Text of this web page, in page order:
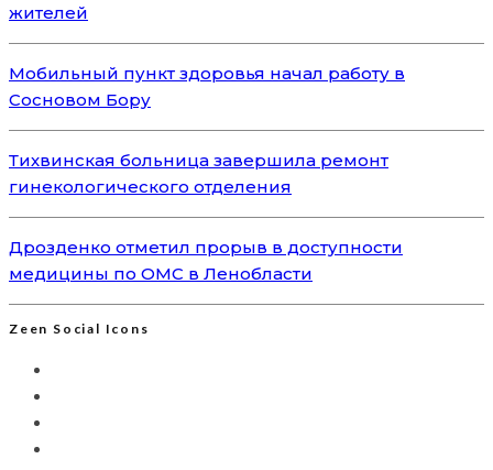
жителей
Мобильный пункт здоровья начал работу в
Сосновом Бору
Тихвинская больница завершила ремонт
гинекологического отделения
Дрозденко отметил прорыв в доступности
медицины по ОМС в Ленобласти
Zeen Social Icons